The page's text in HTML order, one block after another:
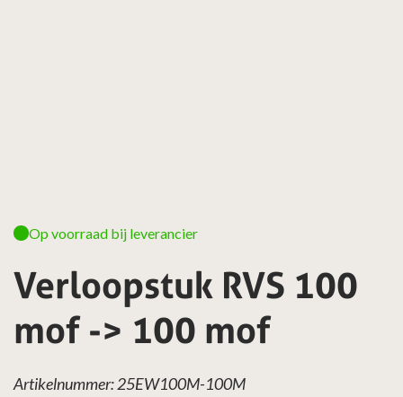
Verloopstuk RVS 100
mof -> 100 mof
Op voorraad bij leverancier
Artikelnummer: 25EW100M-100M